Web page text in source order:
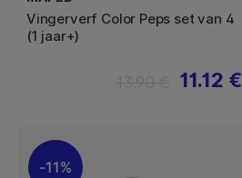
Vingerverf Color Peps set van 4
(1 jaar+)
11.12 €
11%